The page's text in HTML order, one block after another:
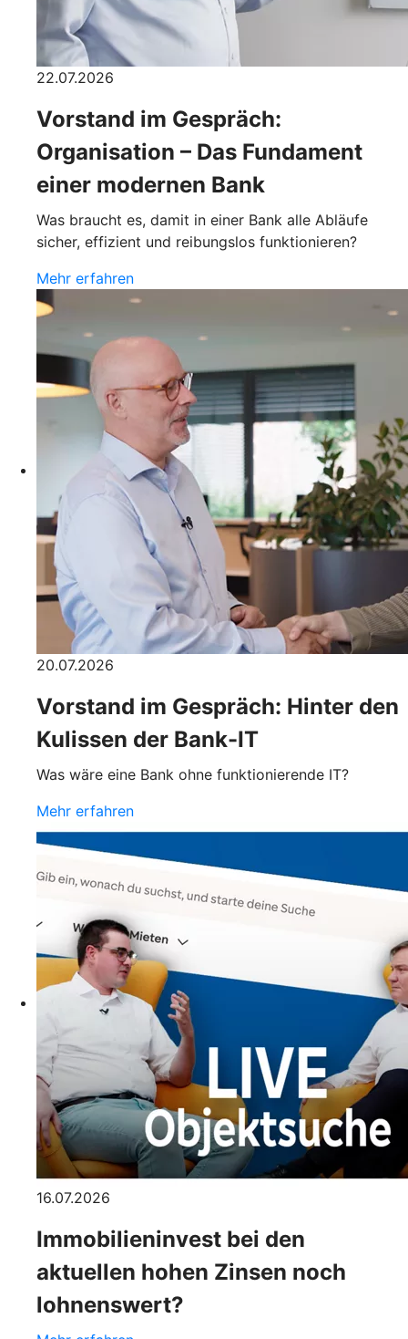
22.07.2026
Vorstand im Gespräch:
Organisation – Das Fundament
einer modernen Bank
Was braucht es, damit in einer Bank alle Abläufe
sicher, effizient und reibungslos funktionieren?
Mehr erfahren
20.07.2026
Vorstand im Gespräch: Hinter den
Kulissen der Bank-IT
Was wäre eine Bank ohne funktionierende IT?
Mehr erfahren
16.07.2026
Immobilieninvest bei den
aktuellen hohen Zinsen noch
lohnenswert?